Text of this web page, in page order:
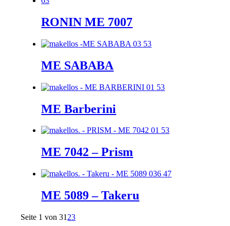
RONIN ME 7007
ME SABABA
ME Barberini
ME 7042 – Prism
ME 5089 – Takeru
Seite 1 von 31 23